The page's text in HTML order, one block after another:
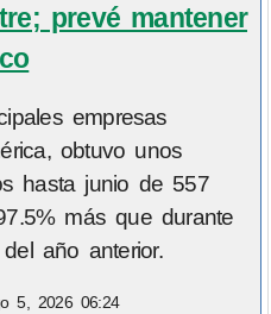
prevé mantener
empresas
obtuvo unos
hasta junio de 557
más que durante
año anterior.
5, 2026 06:24